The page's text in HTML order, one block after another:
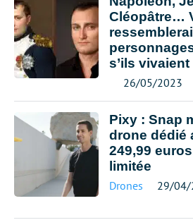
Cléopâtre…
s’ils
26/05/2023
Pixy : Snap
drone dédié
249,99
limitée
Drones 29/04/